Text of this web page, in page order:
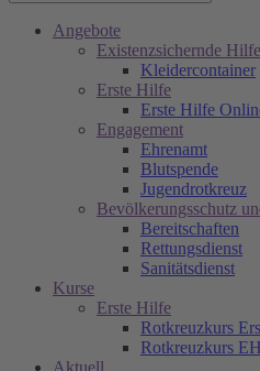
Angebote
Existenzsichernde
Kleidercontainer
Erste Hilfe
Erste Hilfe
Engagement
Ehrenamt
Blutspende
Jugendrotkreuz
Bevölkerungsschutz
Bereitschaften
Rettungsdienst
Sanitätsdienst
Kurse
Erste Hilfe
Rotkreuzkurs
Rotkreuzkurs
Aktuell